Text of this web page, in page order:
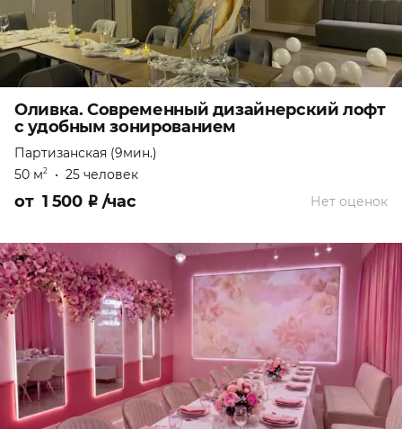
Оливка. Современный дизайнерский лофт
с удобным зонированием
Партизанская (9мин.)
50 м2 • 25 человек
Нет оценок
от 1 500 ₽ /час